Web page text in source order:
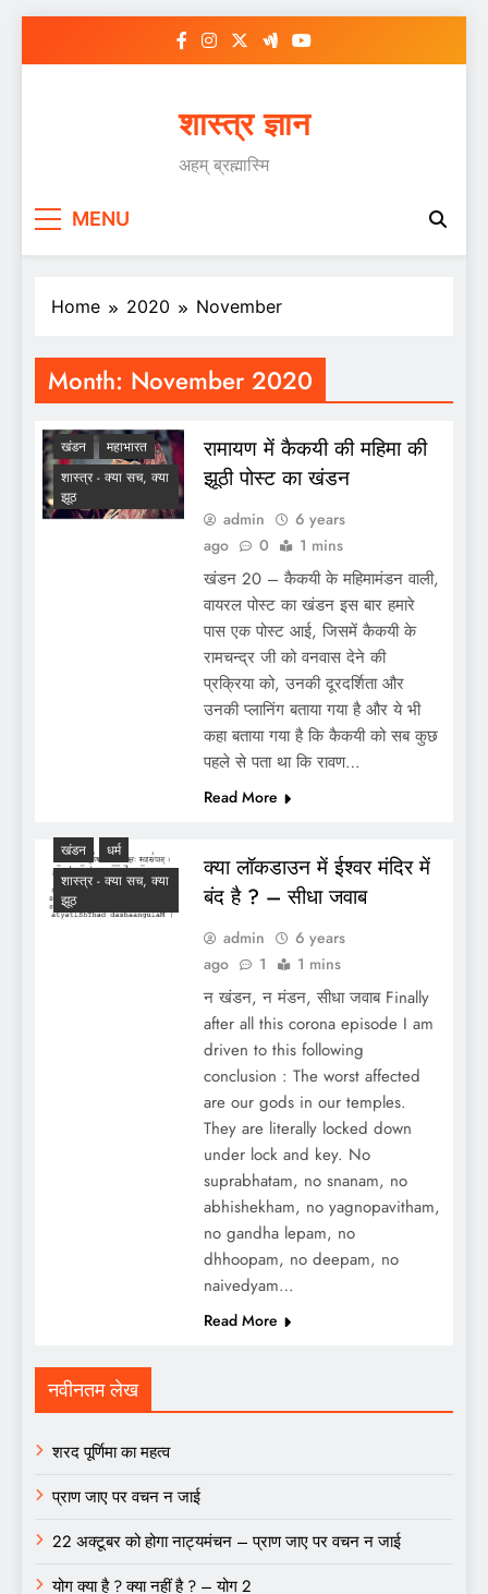
शास्त्र ज्ञान
अहम् ब्रह्मास्मि
MENU
Home 2020 November
Month: November 2020
खंडन
महाभारत
शास्त्र - क्या सच, क्या
झूठ
रामायण में कैकयी की महिमा की
झूठी पोस्ट का खंडन
admin
6 years
ago
0 1 mins
खंडन 20 – कैकयी के महिमामंडन वाली,
वायरल पोस्ट का खंडन इस बार हमारे
पास एक पोस्ट आई, जिसमें कैकयी के
रामचन्द्र जी को वनवास देने की
प्रक्रिया को, उनकी दूरदर्शिता और
उनकी प्लानिंग बताया गया है और ये भी
कहा बताया गया है कि कैकयी को सब कुछ
पहले से पता था कि रावण…
Read More
खंडन
धर्म
शास्त्र - क्या सच, क्या
झूठ
क्या लॉकडाउन में ईश्वर मंदिर में
बंद है ? – सीधा जवाब
admin
6 years
ago
1 1 mins
न खंडन, न मंडन, सीधा जवाब Finally
after all this corona episode I am
driven to this following
conclusion : The worst affected
are our gods in our temples.
They are literally locked down
under lock and key. No
suprabhatam, no snanam, no
abhishekham, no yagnopavitham,
no gandha lepam, no
dhhoopam, no deepam, no
naivedyam…
Read More
नवीनतम लेख
शरद पूर्णिमा का महत्व
प्राण जाए पर वचन न जाई
22 अक्टूबर को होगा नाट्यमंचन – प्राण जाए पर वचन न जाई
योग क्या है ? क्या नहीं है ? – योग 2